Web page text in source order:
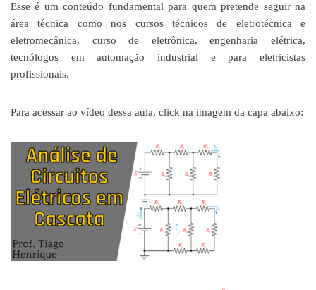
Esse é um conteúdo fundamental para quem pretende seguir na
área técnica como nos cursos técnicos de eletrotécnica e
eletromecânica, curso de eletrônica, engenharia elétrica,
tecnólogos em automação industrial e para eletricistas
profissionais.
Para acessar ao vídeo dessa aula, click na imagem da capa abaixo: